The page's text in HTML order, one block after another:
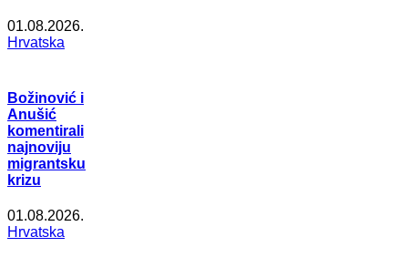
01.08.2026.
Hrvatska
Božinović i
Anušić
komentirali
najnoviju
migrantsku
krizu
01.08.2026.
Hrvatska